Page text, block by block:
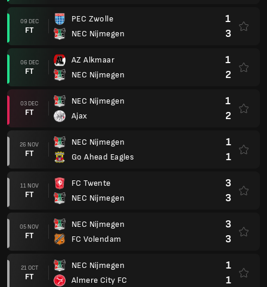
09 DEC
FT
PEC Zwolle
NEC Nijmegen
1
3
06 DEC
FT
AZ Alkmaar
NEC Nijmegen
1
2
03 DEC
FT
NEC Nijmegen
Ajax
1
2
26 NOV
FT
NEC Nijmegen
Go Ahead Eagles
1
1
11 NOV
FT
FC Twente
NEC Nijmegen
3
3
05 NOV
FT
NEC Nijmegen
FC Volendam
3
3
21 OCT
FT
NEC Nijmegen
Almere City FC
1
1